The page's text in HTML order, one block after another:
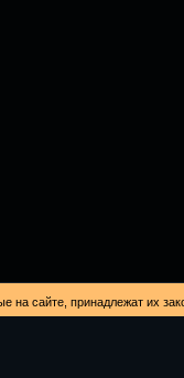
на сайте, принадлежат их